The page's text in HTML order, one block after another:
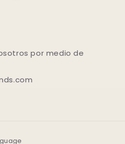
por medio de